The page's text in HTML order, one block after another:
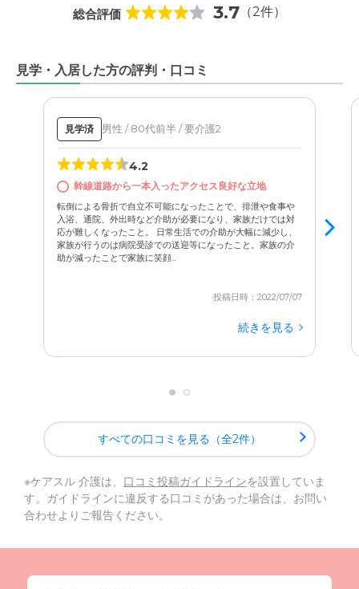
総合評価 3.7 （2件）
見学・入居した方の評判・口コミ
見学済 男性 / 80代前半 / 要介護2
4.2
幹線道路から一本入ったアクセス良好な立地
転倒による骨折で自立不可能になったことで、排泄や食事や
入浴、通院、外出時など介助が必要になり、家族だけでは対
応が難しくなったこと。 日常生活での介助が大幅に減少し、
家族が行うのは病院受診での送迎等になったこと。家族の介
助が減ったことで家族に笑顔...
投稿日時：2022/07/07
続きを見る
すべての口コミを見る（全2件）
※ケアスル 介護は、 口コミ投稿ガイドラインを設置していま
す。ガイドラインに違反する口コミがあった場合は、お問い
合わせよりご報告ください。